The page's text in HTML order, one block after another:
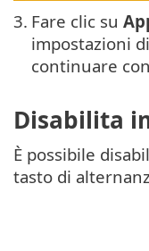
3. Fare clic su
impostazioni
continuare
Disabilita
È possibile
tasto di